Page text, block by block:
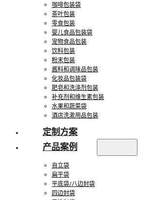
咖啡包装袋
茶叶包装
零食包装
婴儿食品包装袋
宠物食品包装
饮料包装
粉末包装
酱料和调味品包装
化妆品包装袋
肥皂和洗涤剂包装
补充剂和维生素包装
水果和蔬菜袋
酒店洗漱用品包装
定制方案
产品案例
自立袋
扁平袋
平底袋/八边封袋
四边封袋